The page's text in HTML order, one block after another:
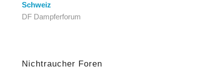
Schweiz
DF Dampferforum
Nichtraucher Foren